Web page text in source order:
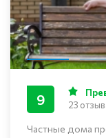
Частные дома
9 23